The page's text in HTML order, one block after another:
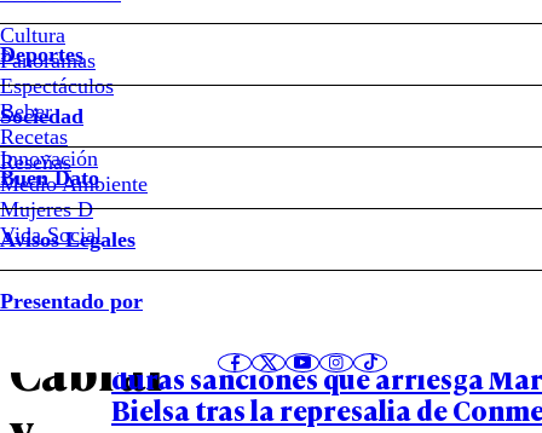
Cultura
Panoramas
Espectáculos
Beber
Recetas
Reseñas
Deportes
Sociedad
Innovación
Medio Ambiente
Mujeres D
Vida Social
Buen Dato
Avisos Legales
Presentado por
El
portazo
que
recibió
Luciano
Cabral
Notas relacionadas
18 de Julio de 2024
Podría perder el título de
duras sanciones que arriesga
Bielsa tras la represalia de